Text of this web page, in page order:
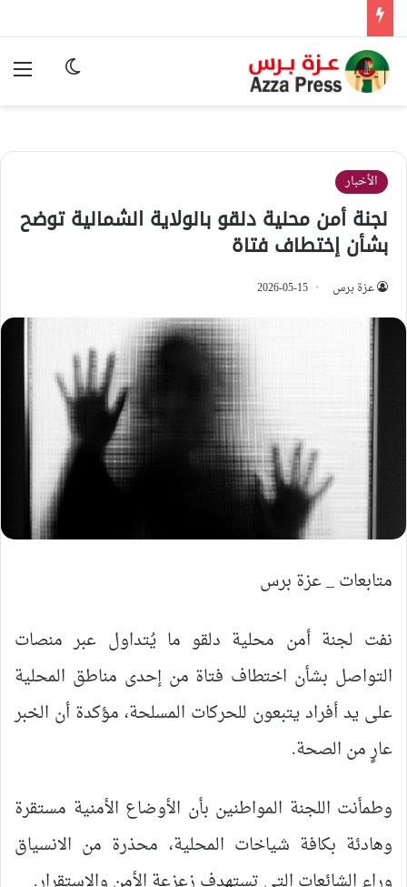
الوضع
الأخبار
لجنة أمن محلية دلقو بالولاية الشمالية توضح
بشأن إختطاف فتاة
عزة برس 2026-05-15
متابعات _ عزة برس
نفت لجنة أمن محلية دلقو ما يُتداول عبر منصات
التواصل بشأن اختطاف فتاة من إحدى مناطق المحلية
على يد أفراد يتبعون للحركات المسلحة، مؤكدة أن الخبر
عارٍ من الصحة.
وطمأنت اللجنة المواطنين بأن الأوضاع الأمنية مستقرة
وهادئة بكافة شياخات المحلية، محذرة من الانسياق